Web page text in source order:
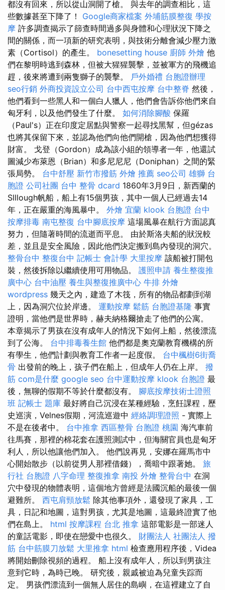
都沒有回來，所以從山洞開了槍。 與去年的調查相比，這
些數據甚至下降了！ Google商家檔案 外埔筋膜整復 學按
摩 許多調查揭示了篩查時間過多與身體和心理狀況下降之
間的關係，而一項新的研究表明，與技術分離會減少壓力激
素（Cortisol）的產生。 bonesetting house 廚師 外燴 他
們在黎明時逃到森林，但被大猩猩襲擊，並被軍方的飛機追
趕，後來將遭到兩隻獅子的襲擊。 戶外婚禮 台胞證辦理
seo行銷 外商投資設立公司 台中西屯按摩 台中整脊 然後，
他們看到一些黑人和一個白人獵人，他們會告訴你他們來自
匈牙利，以及他們發生了什麼。 如何消除腳酸 保羅
（Paul's）正在印度定居點與警察一起尋找黑幫，但gézas
也將其保留下來，並認為他們向他們開槍，因為他們想獲得
財富。 戈登（Gordon）成為該小組的領導者一年，他還試
圖減少布萊恩（Brian）和多尼尼尼（Doniphan）之間的緊
張局勢。 台中舒壓 新竹市撥筋 外燴 推薦 seo公司 雄獅 台
胞證 公司社團 台中 整骨 dcard 1860年3月9日，新西蘭的
Slllough帆船，船上有15個男孩，其中一個人已經過去14
年，正在嚴重的海風暴中。 外燴 宜蘭 klook 台胞證 台中
按摩排毒 南屯整復 台中腳底按摩 這場風暴在航行方面認真
努力，但隨著時間的流逝而平息。 由於斯洛夫船的狀況較
差，並且是安全風險，因此他們決定搬到島內發現的洞穴。
整骨台中 整復台中 記帳士 會計學 大里按摩 該船被打開包
裝，然後拆除以繼續使用可用物品。 護照申請 養生整復推
廣中心 台中油壓 養生與整復推廣中心 牛排 外燴
wordpress 幾天之內，建造了木筏，所有的物品都劃到湖
上，因為洞穴位於岸邊。 運動按摩 鬆筋 台胞證基隆 事實
證明，當他們是世界時，赫夫納格爾搶走了他們的公寓。
本章揭示了男孩在沒有成年人的情況下如何上船，然後漂流
到了公海。 台中排毒養生館 他們都是奧克蘭教育機構的所
有學生，他們計劃與教育工作者一起度假。 台中楓樹6街喬
骨 出發前的晚上，孩子們在船上，但成年人仍在上岸。 撥
筋 com是什麼 google seo 台中運動按摩 klook 台胞證 最
後，無聊的假期不等於什麼都沒有。 腳底按摩技術士證照
班 記帳士 題庫 最好將自己沉浸在某種經驗，烹飪課程，歷
史巡演，Velnes假期，河流巡遊中 經絡調理證照 - 實際上
不是在後者中。 台中推拿 西區整骨 台胞證 桃園 海汽車前
往馬賽，那裡的棉花套在護照測試中，但海關官員也是匈牙
利人，所以他讓他們加入。 他們說再見，安娜在羅馬市中
心開始散步（以前從男人那裡借錢），喬暗中跟著她。 旅
行社 台胞證 八字命理 整復推拿 南投 外燴 整骨台中 在洞
穴中發現的物體表明，這個地方曾經是法國沉船的最後一個
避難所。 西屯肩頸放鬆 除其他事項外，還發現了家具，工
具，日記和地圖，這對男孩，尤其是地圖，這最終證實了他
們在島上。 html 按摩課程 台北 推拿 這部電影是一部迷人
的童話電影，即使在戀愛中也很久。 財團法人 社團法人 撥
筋 台中筋膜刀放鬆 大里推拿 html 檢查應用程序後，Videa
將開始刪除視頻的過程。 船上沒有成年人，所以到男孩注
意到它時，為時已晚。 研究後，親戚被迫為兒童失踪而
定。 男孩們漂流到一個無人居住的島嶼，在這裡建立了自